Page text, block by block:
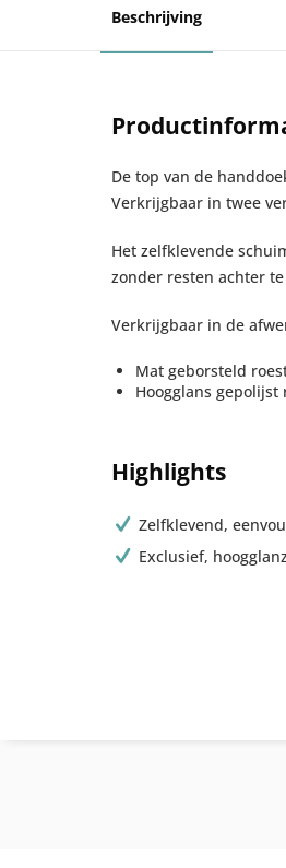
Beschrijving
De top van de
Verkrijgbaar in twee
Het zelfklevende
zonder resten achter
Verkrijgbaar in de
Mat geborsteld
Hoogglans gepolijst
Highlights
Zelfklevend,
Exclusief,